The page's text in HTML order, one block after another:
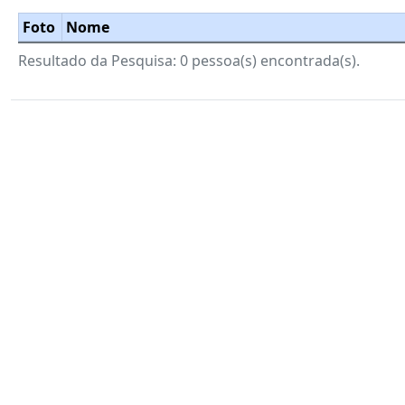
Foto Nome
Resultado da Pesquisa: 0 pessoa(s) encontrada(s).